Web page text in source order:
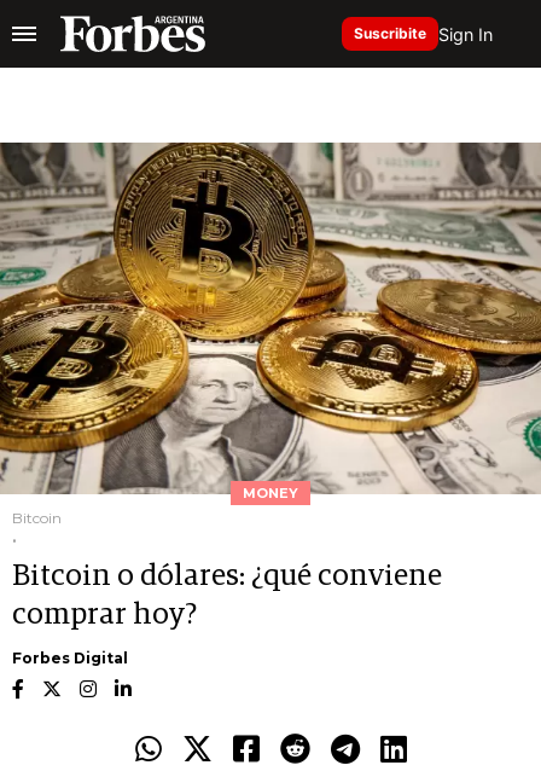
Suscribite Sign In
MONEY
Bitcoin
.
Bitcoin o dólares: ¿qué conviene
comprar hoy?
Forbes Digital